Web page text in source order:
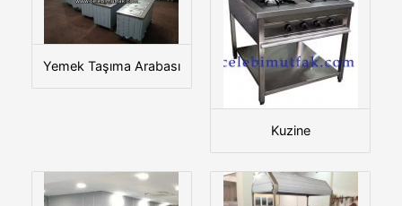
Yemek Taşıma Arabası
Kuzine